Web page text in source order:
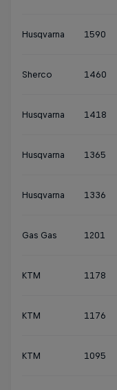
Husqvarna 1590
Sherco 1460
Husqvarna 1418
Husqvarna 1365
Husqvarna 1336
Gas Gas 1201
KTM 1178
KTM 1176
KTM 1095